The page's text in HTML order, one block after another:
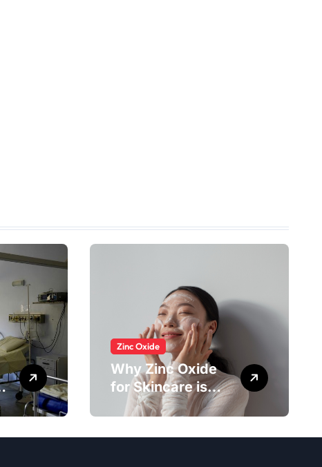
Zinc Oxide
Why Zinc Oxide
for Skincare is
Essential in Every